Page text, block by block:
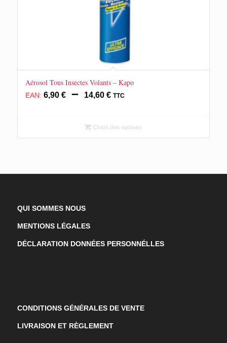
Aérosol Tous Insectes Volants – Kapo
EAN: 6,90 € – 14,60 €Plage
6,90 €
à
TTC
Choix des options
QUI SOMMES NOUS
MENTIONS LÉGALES
DÉCLARATION DONNÉES PERSONNÉLLES
CONDITIONS GÉNÉRALES DE VENTE
LIVRAISON ET RÈGLEMENT